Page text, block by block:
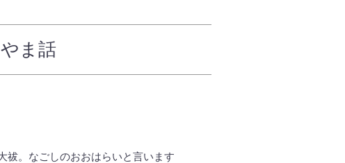
ま話
祓。なごしのおおはらいと言います